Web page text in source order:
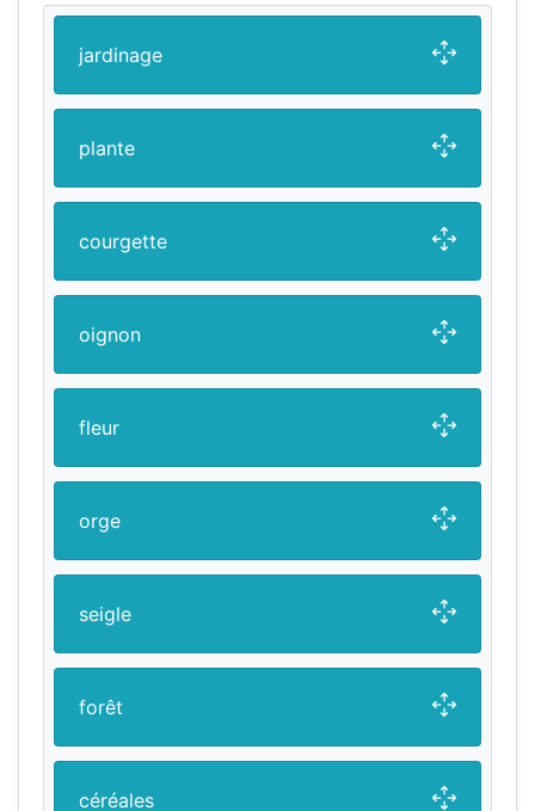
jardinage
plante
courgette
oignon
fleur
orge
seigle
forêt
céréales